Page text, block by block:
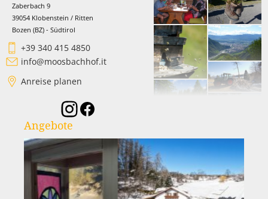
Zaberbach 9
39054 Klobenstein / Ritten
Bozen (BZ) - Südtirol
+39 340 415 4850
info@moosbachhof.it
Anreise planen
Angebote